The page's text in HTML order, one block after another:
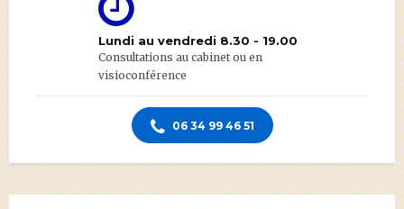
Lundi au vendredi 8.30 - 19.00
Consultations au cabinet ou en
visioconférence
06 34 99 46 51